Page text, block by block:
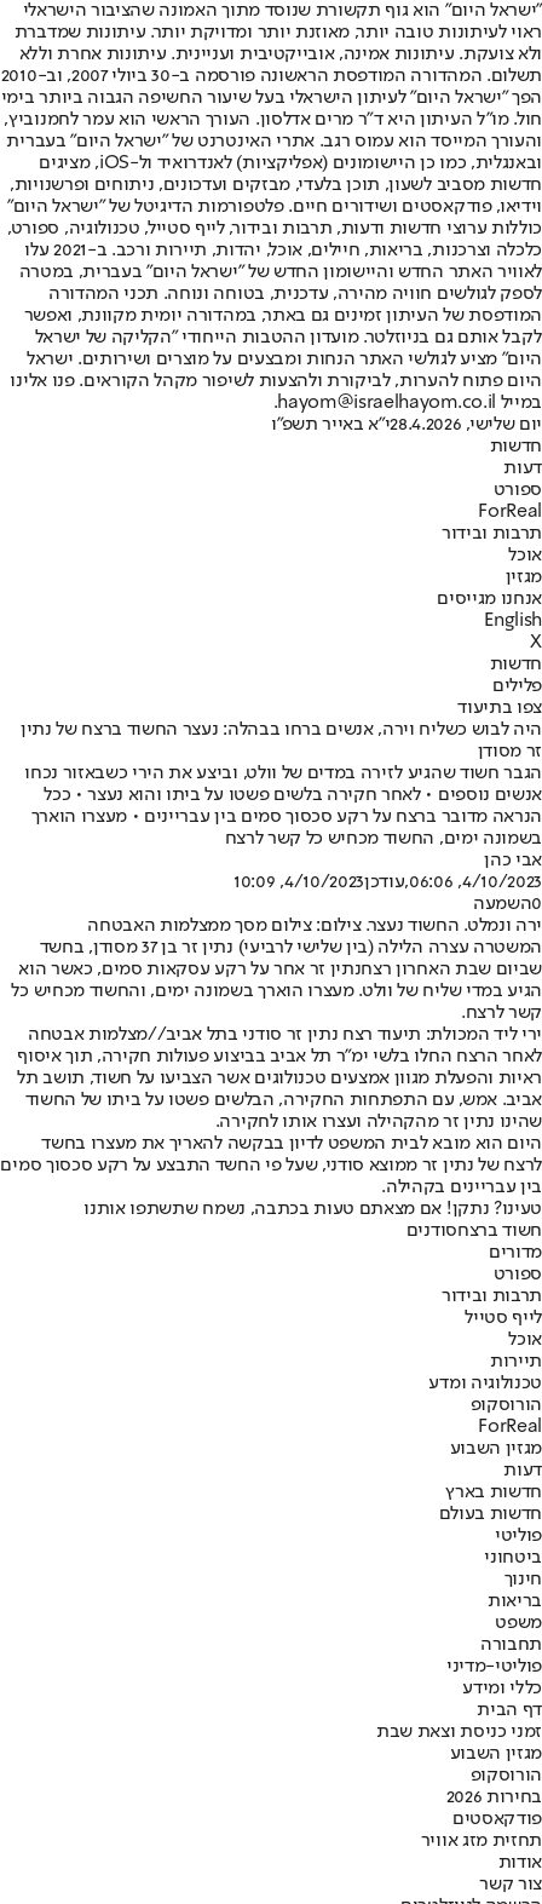
"ישראל היום" הוא גוף תקשורת שנוסד מתוך האמונה שהציבור הישראלי
ראוי לעיתונות טובה יותר, מאוזנת יותר ומדויקת יותר. עיתונות שמדברת
ולא צועקת. עיתונות אמינה, אובייקטיבית ועניינית. עיתונות אחרת וללא
תשלום. המהדורה המודפסת הראשונה פורסמה ב-30 ביולי 2007, וב-2010
הפך "ישראל היום" לעיתון הישראלי בעל שיעור החשיפה הגבוה ביותר בימי
חול. מו"ל העיתון היא ד"ר מרים אדלסון. העורך הראשי הוא עמר לחמנוביץ,
והעורך המייסד הוא עמוס רגב. אתרי האינטרנט של "ישראל היום" בעברית
ובאנגלית, כמו כן היישומונים (אפליקציות) לאנדרואיד ול-iOS, מציגים
חדשות מסביב לשעון, תוכן בלעדי, מבזקים ועדכונים, ניתוחים ופרשנויות,
וידיאו, פודקאסטים ושידורים חיים. פלטפורמות הדיגיטל של "ישראל היום"
כוללות ערוצי חדשות ודעות, תרבות ובידור, לייף סטייל, טכנולוגיה, ספורט,
כלכלה וצרכנות, בריאות, חיילים, אוכל, יהדות, תיירות ורכב. ב-2021 עלו
לאוויר האתר החדש והיישומון החדש של "ישראל היום" בעברית, במטרה
לספק לגולשים חוויה מהירה, עדכנית, בטוחה ונוחה. תכני המהדורה
המודפסת של העיתון זמינים גם באתר, במהדורה יומית מקוונת, ואפשר
לקבל אותם גם בניוזלטר. מועדון ההטבות הייחודי "הקליקה של ישראל
היום" מציע לגולשי האתר הנחות ומבצעים על מוצרים ושירותים. ישראל
היום פתוח להערות, לביקורת ולהצעות לשיפור מקהל הקוראים. פנו אלינו
במייל hayom@israelhayom.co.il.
יום שלישי, 28.4.2026
י"א באייר תשפ"ו
חדשות
דעות
ספורט
ForReal
תרבות ובידור
אוכל
מגזין
אנחנו מגייסים
English
X
חדשות
פלילים
צפו בתיעוד
היה לבוש כשליח וירה, אנשים ברחו בבהלה: נעצר החשוד ברצח של נתין
זר מסודן
הגבר חשוד שהגיע לזירה במדים של וולט, וביצע את הירי כשבאזור נכחו
אנשים נוספים • לאחר חקירה בלשים פשטו על ביתו והוא נעצר • ככל
הנראה מדובר ברצח על רקע סכסוך סמים בין עבריינים • מעצרו הוארך
בשמונה ימים, החשוד מכחיש כל קשר לרצח
אבי כהן
4/10/2023, 06:06
,עודכן4/10/2023, 10:09
0השמעה
ירה ונמלט. החשוד נעצר. צילום: צילום מסך ממצלמות האבטחה
המשטרה עצרה הלילה (בין שלישי לרביעי) נתין זר בן 37 מסודן, בחשד
שביום שבת האחרון רצחנתין זר אחר על רקע עסקאות סמים, כאשר הוא
הגיע במדי שליח של וולט. מעצרו הוארך בשמונה ימים, והחשוד מכחיש כל
קשר לרצח.
ירי ליד המכולת: תיעוד רצח נתין זר סודני בתל אביב//מצלמות אבטחה
לאחר הרצח החלו בלשי ימ"ר תל אביב בביצוע פעולות חקירה, תוך איסוף
ראיות והפעלת מגוון אמצעים טכנולוגים אשר הצביעו על חשוד, תושב תל
אביב. אמש, עם התפתחות החקירה, הבלשים פשטו על ביתו של החשוד
שהינו נתין זר מהקהילה ועצרו אותו לחקירה.
היום הוא מובא לבית המשפט לדיון בבקשה להאריך את מעצרו בחשד
לרצח של נתין זר ממוצא סודני, שעל פי החשד התבצע על רקע סכסוך סמים
בין עבריינים בקהילה.
טעינו? נתקן! אם מצאתם טעות בכתבה, נשמח שתשתפו אותנו
חשוד ברצחסודנים
מדורים
ספורט
תרבות ובידור
לייף סטייל
אוכל
תיירות
טכנולוגיה ומדע
הורוסקופ
ForReal
מגזין השבוע
דעות
חדשות בארץ
חדשות בעולם
פוליטי
ביטחוני
חינוך
בריאות
משפט
תחבורה
פוליטי-מדיני
כללי ומידע
דף הבית
זמני כניסת וצאת שבת
מגזין השבוע
הורוסקופ
בחירות 2026
פודקאסטים
תחזית מזג אוויר
אודות
צור קשר